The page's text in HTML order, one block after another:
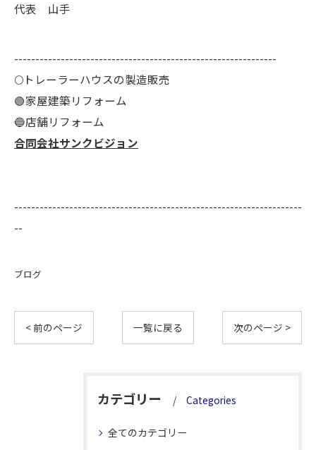
代表 山手
--------------------------------------------------------------
🌕️トレーラーハウスの製造販売
🟢家屋建築リフォーム
🔵店舗リフォーム
合同会社サンクビジョン
--------------------------------------------------------------------
--
ブログ
< 前のページ 一覧に戻る 次のページ >
カテゴリー Categories
全てのカテゴリー